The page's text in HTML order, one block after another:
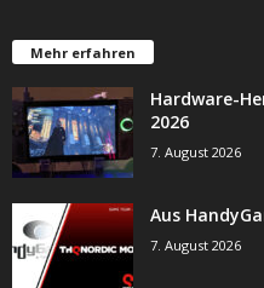
Mehr erfahren
Hardware-
2026
7. August 2026
Aus
7. August 2026